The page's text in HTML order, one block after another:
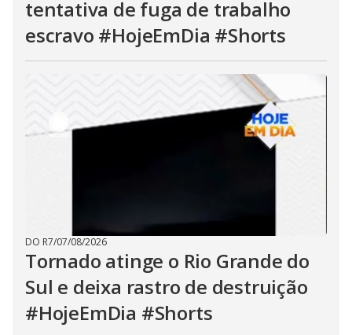
tentativa de fuga de trabalho
escravo #HojeEmDia #Shorts
DO R7/07/08/2026
Tornado atinge o Rio Grande do
Sul e deixa rastro de destruição
#HojeEmDia #Shorts